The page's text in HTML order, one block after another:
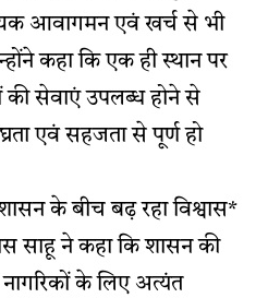
आवागमन एवं खर्च से भी
कहा कि एक ही स्थान पर
की सेवाएं उपलब्ध होने से
एवं सहजता से पूर्ण हो
के बीच बढ़ रहा विश्वास*
साहू ने कहा कि शासन की
के लिए अत्यंत